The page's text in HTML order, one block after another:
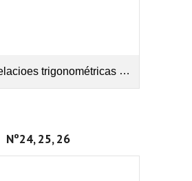
trigonométricas (ejercicios).pdf
Nº24, 25, 26